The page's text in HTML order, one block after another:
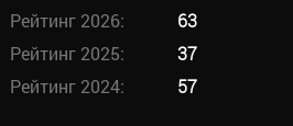
Рейтинг 2026:
63
Рейтинг 2025:
37
Рейтинг 2024:
57